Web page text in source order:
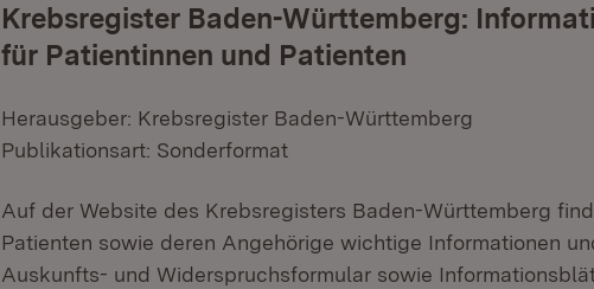
Krebsregister Baden-Württemberg:
für Patientinnen und Patienten
Herausgeber: Krebsregister Baden-Württemberg
Publikationsart: Sonderformat
Auf der Website des Krebsregisters Baden-Württemberg
Patienten sowie deren Angehörige wichtige Informationen
Auskunfts- und Widerspruchsformular sowie